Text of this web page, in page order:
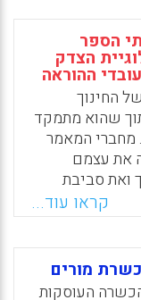
עתידיות
לחינוך
וגיבוש המלצות ופרסמה אותו בספר בן 410
יציג את
הפעולה
את
להתמקד כדי
הספר
הצדק
ההוראה
החינוך
שהוא מתמקד
מחברי המאמר
את עצמם
ואת סביבת
החינוך
של צדק
של אנשי
להוביל את
קראו עוד...
מורים
העוסקות